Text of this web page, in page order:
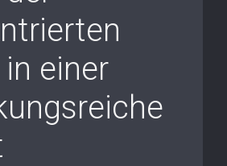
einer